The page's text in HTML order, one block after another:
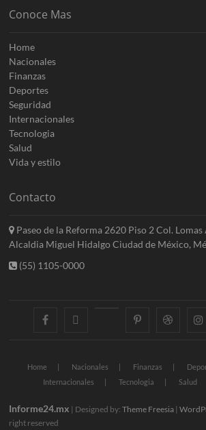
Conoce Mas
Home
Nacionales
Finanzas
Deportes
Seguridad
Internacionales
Tecnologia
Salud
Vida y estilo
Contacto
Paseo de la Reforma 2620 Piso 2 Col. Lomas
Alcaldia Miguel Hidalgo Ciudad de México,
(55) 1105-0000
facebook googlepluspinterestdribbble
Home Nacionales Finanzas
Internacionales
Tecnologia Salud
Informe24.mx | Designed by:Theme Freesia |
right reserved